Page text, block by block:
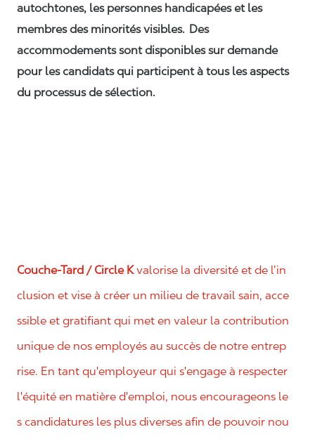
autochtones, les personnes handicapées et les
membres des minorités visibles. Des
accommodements sont disponibles sur demande
pour les candidats qui participent à tous les aspects
du processus de sélection.
Couche-Tard / Circle Kvalorise la diversité et de l’in
clusion et vise à créer un milieu de travail sain, acce
ssible et gratifiant qui met en valeur la contribution
unique de nos employés au succès de notre entrep
rise. En tant qu'employeur qui s'engage à respecter
l'équité en matière d'emploi, nous encourageons le
s candidatures les plus diverses afin de pouvoir nou